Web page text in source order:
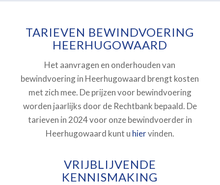
TARIEVEN BEWINDVOERING
HEERHUGOWAARD
Het aanvragen en onderhouden van
bewindvoering in Heerhugowaard brengt kosten
met zich mee. De prijzen voor bewindvoering
worden jaarlijks door de Rechtbank bepaald. De
tarieven in 2024 voor onze bewindvoerder in
Heerhugowaard kunt u hiervinden.
VRIJBLIJVENDE
KENNISMAKING